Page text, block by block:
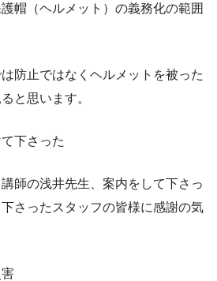
帽（ヘルメット）の義務化の範囲
防止ではなくヘルメットを被った
と思います。
下さった
師の浅井先生、案内をして下さっ
さったスタッフの皆様に感謝の気